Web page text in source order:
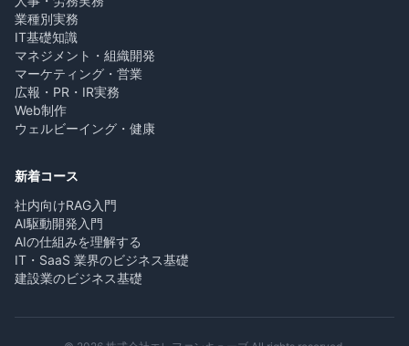
業種別実務
IT基礎知識
マネジメント・組織開発
マーケティング・営業
広報・PR・IR実務
Web制作
ウェルビーイング・健康
新着コース
社内向けRAG入門
AI駆動開発入門
AIの仕組みを理解する
IT・SaaS 業界のビジネス基礎
建設業のビジネス基礎